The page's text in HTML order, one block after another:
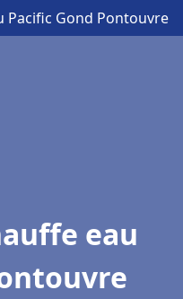
Pacific Gond Pontouvre
eau